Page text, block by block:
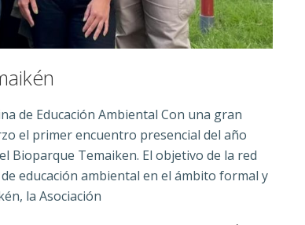
de Educación Ambiental Con una gran
el primer encuentro presencial del año
Bioparque Temaiken. El objetivo de la red
educación ambiental en el ámbito formal y
la Asociación